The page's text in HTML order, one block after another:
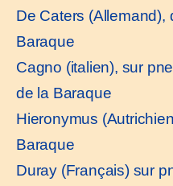
De Caters (Allemand),
Baraque
Cagno (italien), sur
de la Baraque
Hieronymus
Baraque
Duray (Français) sur